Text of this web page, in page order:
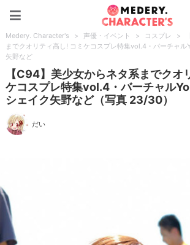
Medery. Character's > 声優・イベント > コスプレ >
までクオリティ高し! コミケコスプレ特集vol.4・バーチャル
矢野など
【C94】美少女からネタ系までクオ
ケコスプレ特集vol.4・バーチャル
シェイク矢野など（写真 23/30）
だい